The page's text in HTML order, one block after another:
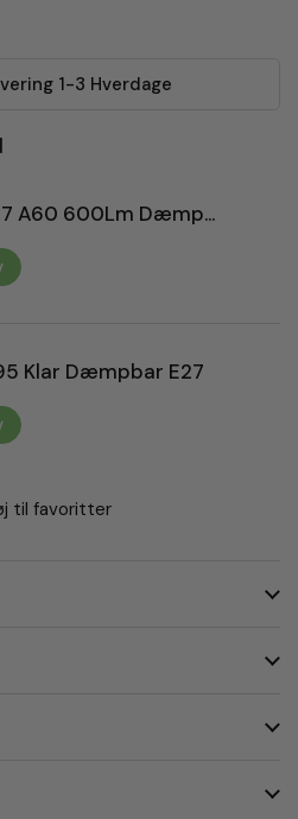
1-3 Hverdage
LED 5W E27 A60 600Lm Dæmpbar
Klar Dæmpbar E27
til favoritter